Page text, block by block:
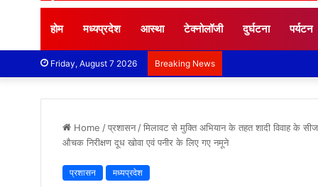
होम मध्यप्रदेश आस्था टेक्नोलॉजी दुर्घटना पर्यटन
Friday, August 7 2026 Breaking News
Home /प्रशासन /मिलावट से मुक्ति अभियान के तहत शादी विवाह के
औचक निरीक्षण दूध खोवा एवं पनीर के लिए गए नमूने
प्रशासन मध्यप्रदेश